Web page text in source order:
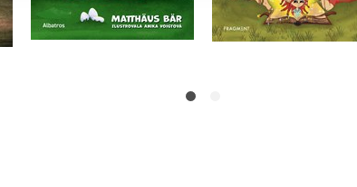
299 Kč
239 Kč 229 Kč
183 Kč